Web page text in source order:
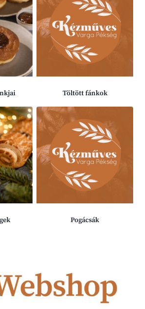
Töltött fánkok
Pogácsák